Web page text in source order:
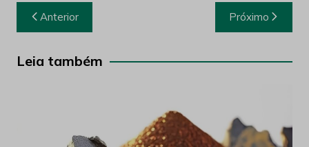
Navegação
de
Post
Anterior Próximo
Leia também